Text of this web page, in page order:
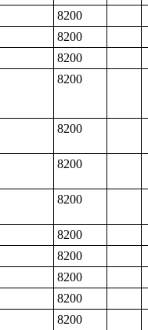
8200
8200
8200
8200
8200
8200
8200
8200
8200
8200
8200
8200